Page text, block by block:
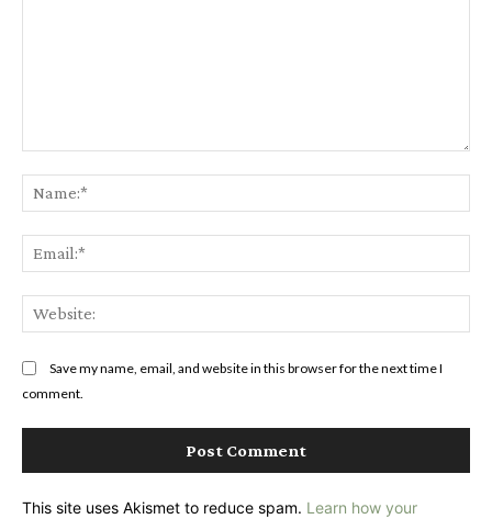
Save my name, email, and website in this browser for the next time I
comment.
This site uses Akismet to reduce spam. Learn how your